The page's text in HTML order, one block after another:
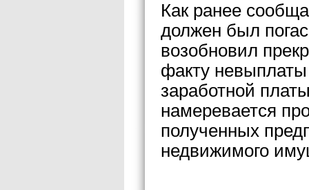
Как ранее
должен был
возобновил
факту
заработной
намеревается
полученных
недвижимого